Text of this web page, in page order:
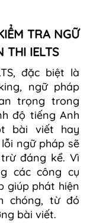
TRA NGỮ
THI IELTS
đặc biệt là
ngữ pháp
trọng trong
độ tiếng Anh
bài viết hay
ngữ pháp sẽ
đáng kể. Vì
các công cụ
giúp phát hiện
chóng, từ đó
bài viết.